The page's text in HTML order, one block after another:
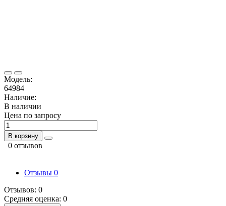
Модель:
64984
Наличие:
В наличии
Цена по запросу
В корзину
0 отзывов
Отзывы 0
Отзывов: 0
Средняя оценка: 0